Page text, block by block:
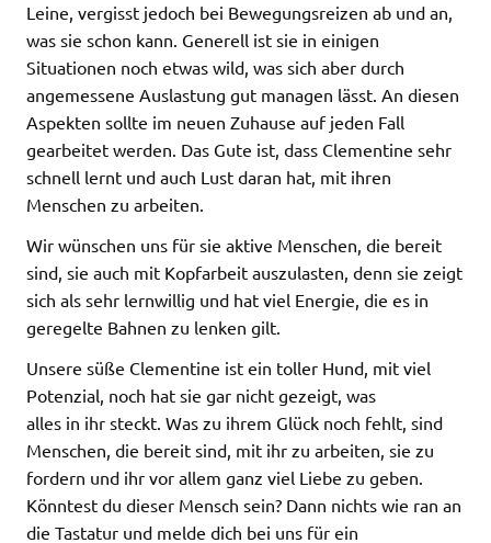
Leine, vergisst jedoch bei Bewegungsreizen ab und an,
was sie schon kann. Generell ist sie in einigen
Situationen noch etwas wild, was sich aber durch
angemessene Auslastung gut managen lässt. An diesen
Aspekten sollte im neuen Zuhause auf jeden Fall
gearbeitet werden. Das Gute ist, dass Clementine sehr
schnell lernt und auch Lust daran hat, mit ihren
Menschen zu arbeiten.
Wir wünschen uns für sie aktive Menschen, die bereit
sind, sie auch mit Kopfarbeit auszulasten, denn sie zeigt
sich als sehr lernwillig und hat viel Energie, die es in
geregelte Bahnen zu lenken gilt.
Unsere süße Clementine ist ein toller Hund, mit viel
Potenzial, noch hat sie gar nicht gezeigt, was
alles in ihr steckt. Was zu ihrem Glück noch fehlt, sind
Menschen, die bereit sind, mit ihr zu arbeiten, sie zu
fordern und ihr vor allem ganz viel Liebe zu geben.
Könntest du dieser Mensch sein? Dann nichts wie ran an
die Tastatur und melde dich bei uns für ein